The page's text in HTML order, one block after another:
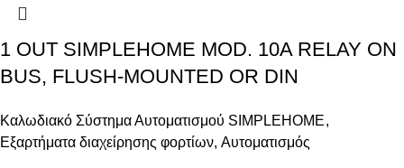
1 OUT SIMPLEHOME MOD. 10A RELAY ON
BUS, FLUSH-MOUNTED OR DIN
Καλωδιακό Σύστημα Αυτοματισμού SIMPLEHOME,
Εξαρτήματα διαχείρησης φορτίων, Αυτοματισμός